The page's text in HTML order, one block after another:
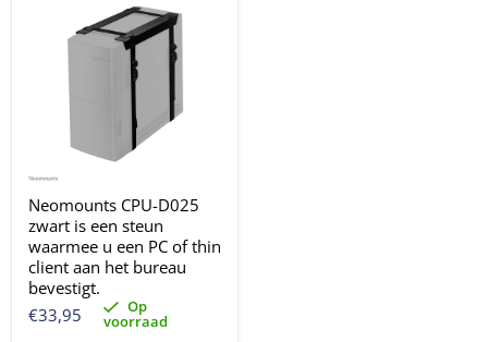
Neomounts CPU-D025
zwart is een steun
waarmee u een PC of thin
client aan het bureau
bevestigt.
€33,95
Op
voorraad